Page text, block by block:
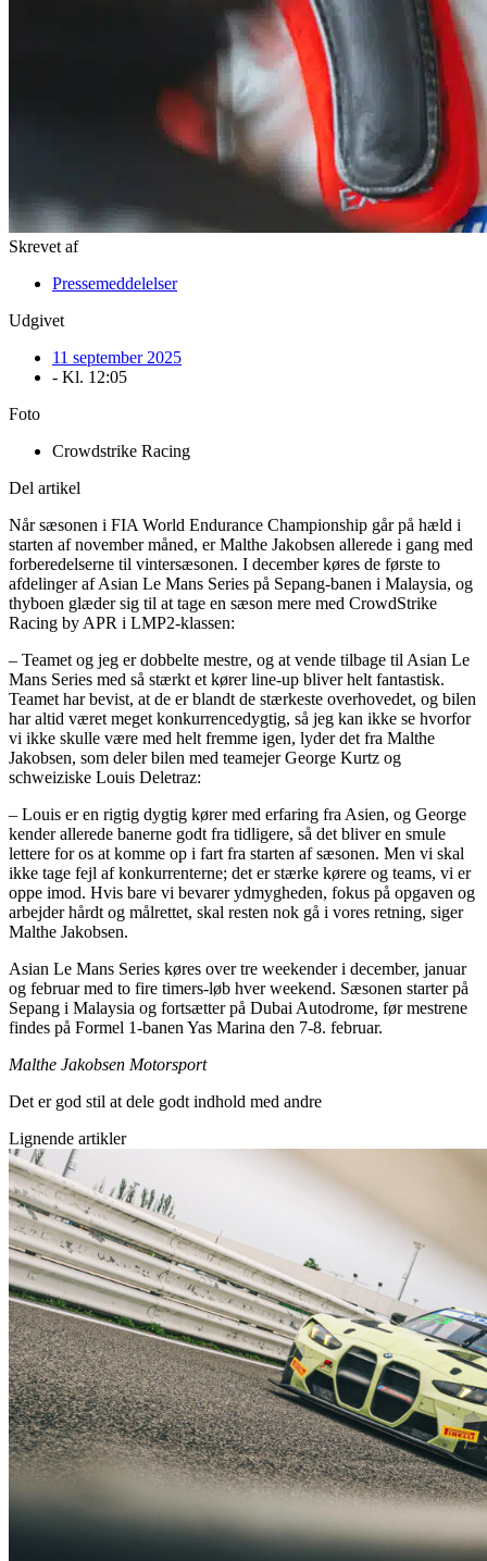
Skrevet af
Pressemeddelelser
Udgivet
11 september 2025
- Kl. 12:05
Foto
Crowdstrike Racing
Del artikel
Når sæsonen i FIA World Endurance Championship går på hæld i
starten af november måned, er Malthe Jakobsen allerede i gang med
forberedelserne til vintersæsonen. I december køres de første to
afdelinger af Asian Le Mans Series på Sepang-banen i Malaysia, og
thyboen glæder sig til at tage en sæson mere med CrowdStrike
Racing by APR i LMP2-klassen:
– Teamet og jeg er dobbelte mestre, og at vende tilbage til Asian Le
Mans Series med så stærkt et kører line-up bliver helt fantastisk.
Teamet har bevist, at de er blandt de stærkeste overhovedet, og bilen
har altid været meget konkurrencedygtig, så jeg kan ikke se hvorfor
vi ikke skulle være med helt fremme igen, lyder det fra Malthe
Jakobsen, som deler bilen med teamejer George Kurtz og
schweiziske Louis Deletraz:
– Louis er en rigtig dygtig kører med erfaring fra Asien, og George
kender allerede banerne godt fra tidligere, så det bliver en smule
lettere for os at komme op i fart fra starten af sæsonen. Men vi skal
ikke tage fejl af konkurrenterne; det er stærke kørere og teams, vi er
oppe imod. Hvis bare vi bevarer ydmygheden, fokus på opgaven og
arbejder hårdt og målrettet, skal resten nok gå i vores retning, siger
Malthe Jakobsen.
Asian Le Mans Series køres over tre weekender i december, januar
og februar med to fire timers-løb hver weekend. Sæsonen starter på
Sepang i Malaysia og fortsætter på Dubai Autodrome, før mestrene
findes på Formel 1-banen Yas Marina den 7-8. februar.
Malthe Jakobsen Motorsport
Det er god stil at dele godt indhold med andre
Lignende artikler